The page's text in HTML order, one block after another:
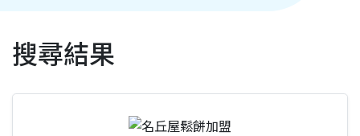
搜尋結果